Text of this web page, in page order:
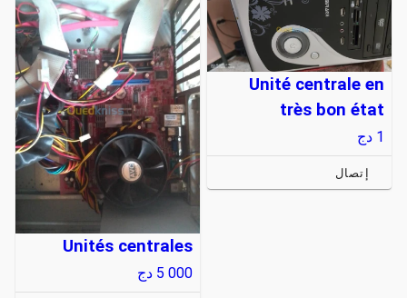
Unité centrale en
très bon état
1 دج
إتصال
Unités centrales
5 000 دج